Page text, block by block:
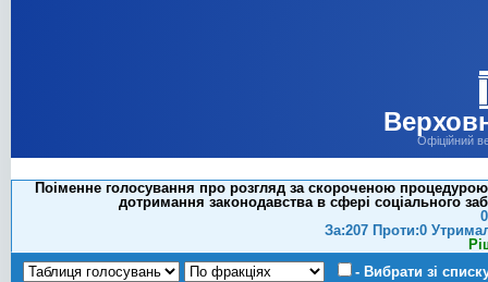
Офіційний
Поіменне голосування про розгляд за скороченою
дотримання законодавства в сфері соціального
За:207 Проти:0
- Вибрати зі